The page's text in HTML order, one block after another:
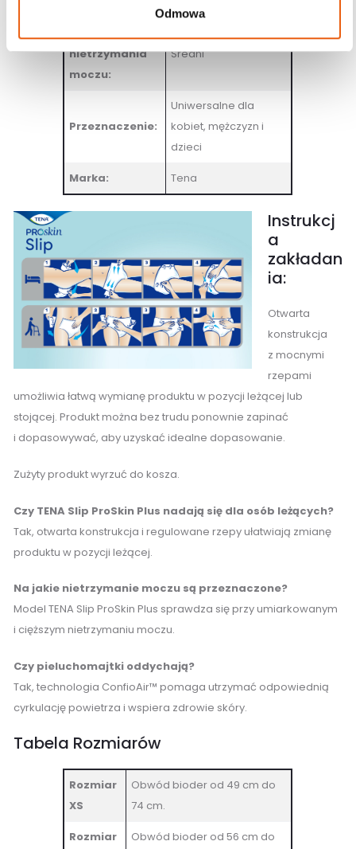
Odmowa
nietrzymania
moczu:
Średni
Przeznaczenie:
Uniwersalne dla
kobiet, mężczyzn i
dzieci
Marka: Tena
Instrukcj
a
zakładan
ia:
Otwarta
konstrukcja
z mocnymi
rzepami
umożliwia łatwą wymianę produktu w pozycji leżącej lub
stojącej. Produkt można bez trudu ponownie zapinać
i dopasowywać, aby uzyskać idealne dopasowanie.
Zużyty produkt wyrzuć do kosza.
Czy TENA Slip ProSkin Plus nadają się dla osób leżących?
Tak, otwarta konstrukcja i regulowane rzepy ułatwiają zmianę
produktu w pozycji leżącej.
Na jakie nietrzymanie moczu są przeznaczone?
Model TENA Slip ProSkin Plus sprawdza się przy umiarkowanym
i cięższym nietrzymaniu moczu.
Czy pieluchomajtki oddychają?
Tak, technologia ConfioAir™ pomaga utrzymać odpowiednią
cyrkulację powietrza i wspiera zdrowie skóry.
Tabela Rozmiarów
Rozmiar
XS
Obwód bioder od 49 cm do
74 cm.
Rozmiar
Obwód bioder od 56 cm do